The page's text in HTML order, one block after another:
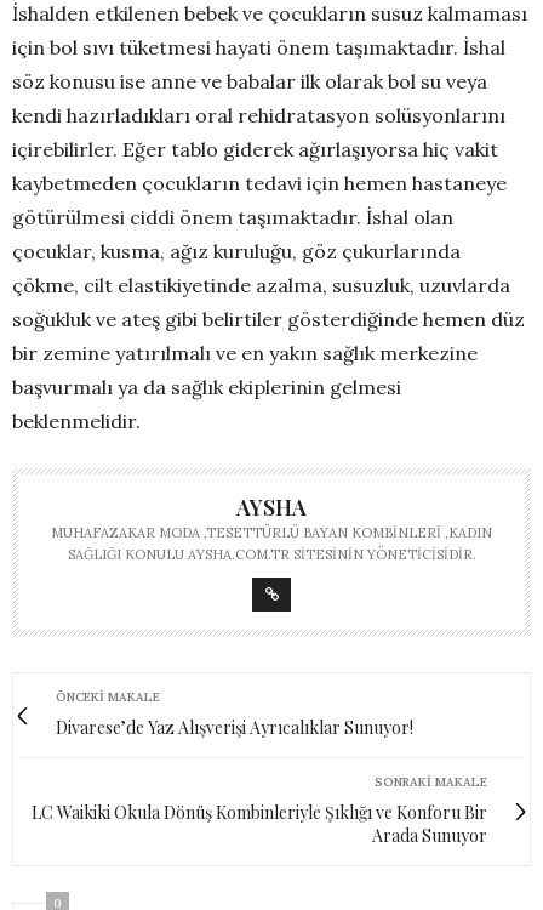
İshalden etkilenen bebek ve çocukların susuz kalmaması
için bol sıvı tüketmesi hayati önem taşımaktadır. İshal
söz konusu ise anne ve babalar ilk olarak bol su veya
kendi hazırladıkları oral rehidratasyon solüsyonlarını
içirebilirler. Eğer tablo giderek ağırlaşıyorsa hiç vakit
kaybetmeden çocukların tedavi için hemen hastaneye
götürülmesi ciddi önem taşımaktadır. İshal olan
çocuklar, kusma, ağız kuruluğu, göz çukurlarında
çökme, cilt elastikiyetinde azalma, susuzluk, uzuvlarda
soğukluk ve ateş gibi belirtiler gösterdiğinde hemen düz
bir zemine yatırılmalı ve en yakın sağlık merkezine
başvurmalı ya da sağlık ekiplerinin gelmesi
beklenmelidir.
AYSHA
MUHAFAZAKAR MODA ,TESETTÜRLÜ BAYAN KOMBINLERI ,KADIN
SAĞLIĞI KONULU AYSHA.COM.TR SITESININ YÖNETICISIDIR.
ÖNCEKI MAKALE
Divarese’de Yaz Alışverişi Ayrıcalıklar Sunuyor!
SONRAKI MAKALE
LC Waikiki Okula Dönüş Kombinleriyle Şıklığı ve Konforu Bir
Arada Sunuyor
0